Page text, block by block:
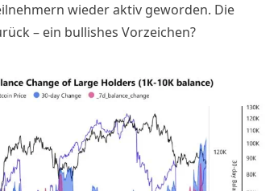
wieder aktiv geworden. Die
– ein bullishes Vorzeichen?